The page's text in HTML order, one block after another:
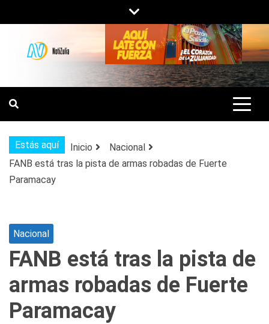
al
contenido
NOTIZULIA
NOTICIAS DEL ZULIA, VENEZUELA Y
DE INTERÉS GENERAL.
Estás aquí Inicio
Nacional
FANB está tras la pista de armas robadas de Fuerte
Paramacay
Nacional
FANB está tras la pista de
armas robadas de Fuerte
Paramacay